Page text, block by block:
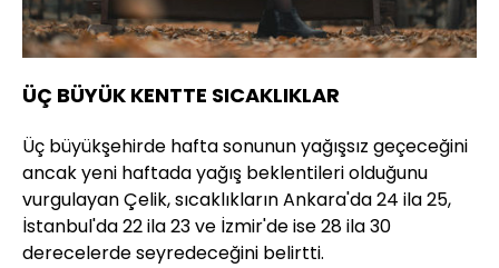
ÜÇ BÜYÜK KENTTE SICAKLIKLAR
Üç büyükşehirde hafta sonunun yağışsız geçeceğini
ancak yeni haftada yağış beklentileri olduğunu
vurgulayan Çelik, sıcaklıkların Ankara'da 24 ila 25,
İstanbul'da 22 ila 23 ve İzmir'de ise 28 ila 30
derecelerde seyredeceğini belirtti.